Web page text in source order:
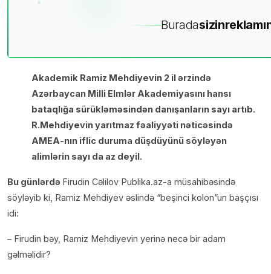
Buradasizin
Akademik Ramiz Mehdiyevin 2 il ərzində
Azərbaycan Milli Elmlər Akademiyasını hansı
bataqlığa sürükləməsindən danışanların sayı artıb.
R.Mehdiyevin yarıtmaz fəaliyyəti nəticəsində
AMEA-nın iflic duruma düşdüyünü söyləyən
alimlərin sayı da az deyil.
Bu günlərdə Firudin Cəlilov Publika.az-a müsahibəsində
söyləyib ki, Ramiz Mehdiyev əslində “beşinci kolon”un başçısı
idi:
– Firudin bəy, Ramiz Mehdiyevin yerinə necə bir adam
gəlməlidir?